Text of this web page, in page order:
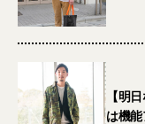
【明
は機